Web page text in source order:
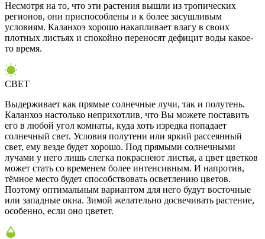
Несмотря на то, что эти растения вышли из тропических
регионов, они приспособлены и к более засушливым
условиям. Каланхоэ хорошо накапливает влагу в своих
плотных листьях и спокойно переносят дефицит воды какое-
то время.
СВЕТ
Выдерживает как прямые солнечные лучи, так и полутень.
Каланхоэ настолько неприхотлив, что Вы можете поставить
его в любой угол комнаты, куда хоть изредка попадает
солнечный свет. Условия полутени или яркий рассеянный
свет, ему везде будет хорошо. Под прямыми солнечными
лучами у него лишь слегка покраснеют листья, а цвет цветков
может стать со временем более интенсивным. И напротив,
тёмное место будет способствовать осветлению цветов.
Поэтому оптимальным вариантом для него будут восточные
или западные окна. Зимой желательно досвечивать растение,
особенно, если оно цветет.